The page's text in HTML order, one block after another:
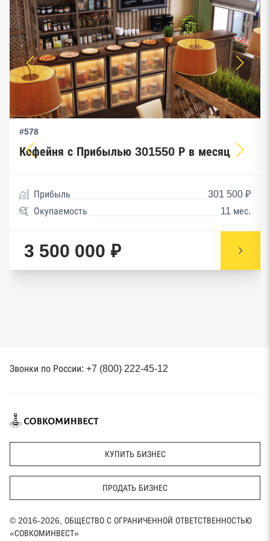
#578
Кофейня с Прибылью 301550 Р в месяц
Прибыль
301 500 ₽
Окупаемость
11 мес.
3 500 000 ₽
Звонки по России: +7 (800) 222-45-12
КУПИТЬ БИЗНЕС
ПРОДАТЬ БИЗНЕС
© 2016-2026, ОБЩЕСТВО С ОГРАНИЧЕННОЙ ОТВЕТСТВЕННОСТЬЮ
«СОВКОМИНВЕСТ»